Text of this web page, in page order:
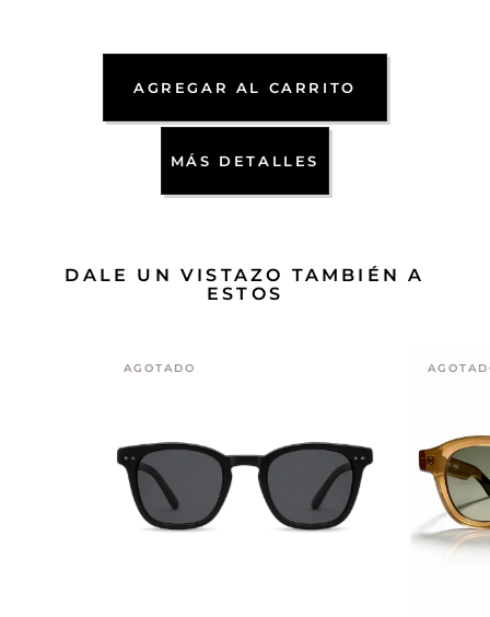
AGREGAR AL CARRITO
MÁS DETALLES
DALE UN VISTAZO TAMBIÉN A
ESTOS
AGOTADO